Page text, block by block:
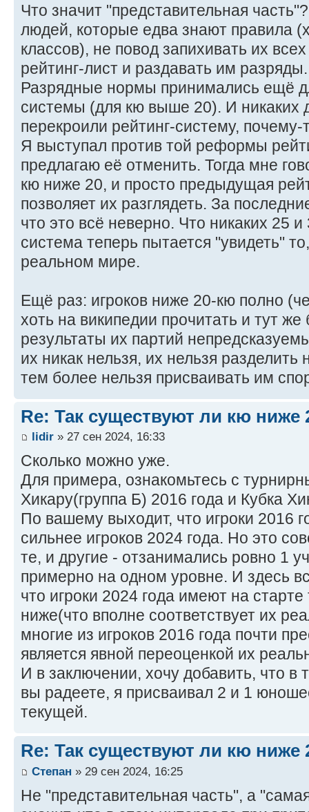
Что значит "представительная
людей, которые едва знают правила
классов), не повод запихивать их
рейтинг-лист и раздавать им разряды.
Разрядные нормы принимались ещё
системы (для кю выше 20). И никаких
перекроили рейтинг-систему,
Я выступал против той реформы
предлагаю её отменить. Тогда мне
кю ниже 20, и просто предыдущая
позволяет их разглядеть. За
что это всё неверно. Что никаких 25
система теперь пытается "увидеть"
реальном мире.
Ещё раз: игроков ниже 20-кю полно
хоть на википедии прочитать и тут
результаты их партий
их никак нельзя, их нельзя
тем более нельзя присваивать им
Re: Так существуют ли кю ниже
lidir » 27 сен 2024, 16:33
Сколько можно уже.
Для примера, ознакомьтесь с
Хикару(группа Б) 2016 года и Кубка
По вашему выходит, что игроки 2016
сильнее игроков 2024 года. Но это
те, и другие - отзанимались ровно 1
примерно на одном уровне. И здесь
что игроки 2024 года имеют на
ниже(что вполне соответствует их
многие из игроков 2016 года почти
является явной переоценкой их
И в заключении, хочу добавить, что в
вы радеете, я присваивал 2 и 1
текущей.
Re: Так существуют ли кю ниже
Степан » 29 сен 2024, 16:25
Не "представительная часть", а